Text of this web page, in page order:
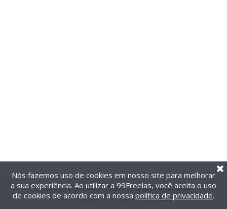
@2014-2026 99Freelas. Todos os direitos reservados.
Termos de uso| Política de privacidade
Nós fazemos uso de cookies em nosso site para melhorar
a sua experiência. Ao utilizar a 99Freelas, você aceita o uso
de cookies de acordo com a nossa política de privacidade.